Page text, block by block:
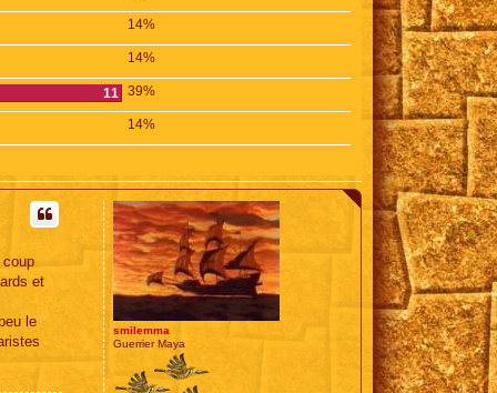
14%
14%
11 39%
14%
smilemma
Guerrier Maya
coup
et
le